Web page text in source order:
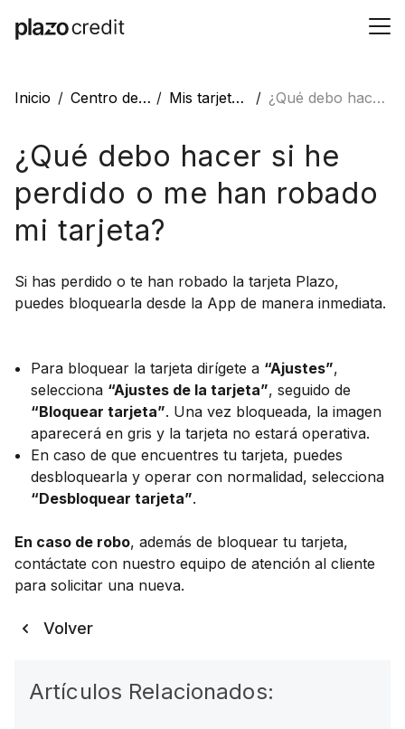
Inicio Centro de ayuda Mis tarjetas con Plazo ¿Qué debo hacer si he perdido o me han robado mi tarjeta?
¿Qué debo hacer si he
perdido o me han robado
mi tarjeta?
Si has perdido o te han robado la tarjeta Plazo,
puedes bloquearla desde la App de manera inmediata.
Para bloquear la tarjeta dirígete a “Ajustes”,
selecciona “Ajustes de la tarjeta”, seguido de
“Bloquear tarjeta”. Una vez bloqueada, la imagen
aparecerá en gris y la tarjeta no estará operativa.
En caso de que encuentres tu tarjeta, puedes
desbloquearla y operar con normalidad, selecciona
“Desbloquear tarjeta”.
En caso de robo, además de bloquear tu tarjeta,
contáctate con nuestro equipo de atención al cliente
para solicitar una nueva.
Volver
Artículos Relacionados: